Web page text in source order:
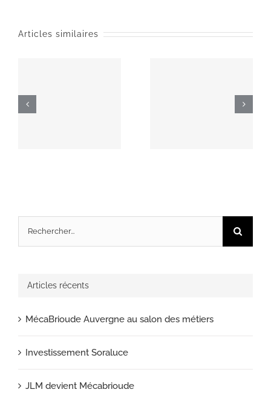
Articles similaires
Rechercher:
Articles récents
MécaBrioude Auvergne au salon des métiers
Investissement Soraluce
JLM devient Mécabrioude